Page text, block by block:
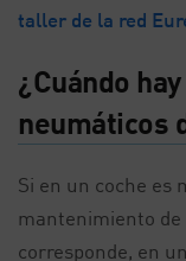
taller de la red
¿Cuándo
neumáticos
Si en un coche es
mantenimiento
corresponde, en